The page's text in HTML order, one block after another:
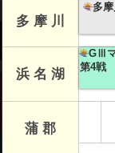
多 摩 川
多
浜 名 湖
GⅢ
第4戦
蒲 郡